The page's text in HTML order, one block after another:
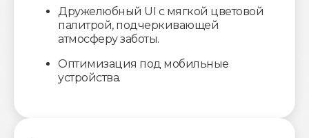
Дружелюбный UI с мягкой цветовой
палитрой, подчеркивающей
атмосферу заботы.
Оптимизация под мобильные
устройства.